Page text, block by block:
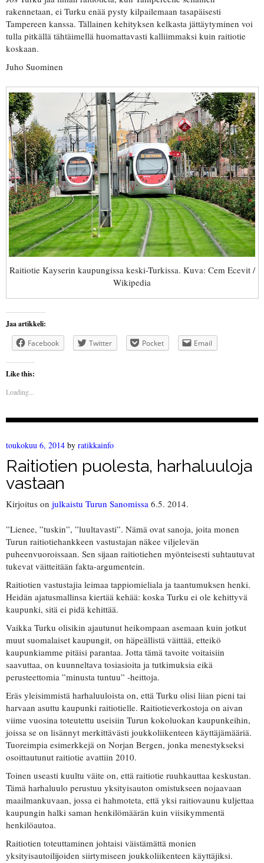
rakennetaan, ei Turku enää pysty kilpailemaan tasapäisesti
Tampereen kanssa. Tällainen kehityksen kelkasta jättäytyminen voi
tulla pitkällä tähtäimellä huomattavasti kalliimmaksi kuin raitiotie
koskaan.
Juho Suominen
Raitiotie Kayserin kaupungissa keski-Turkissa. Kuva: Cem Ecevit /
Wikipedia
Jaa artikkeli:
Facebook
Twitter Pocket Email
Like this:
Loading...
toukokuu 6, 2014 by ratikkainfo
Raitiotien puolesta, harhaluuloja
vastaan
Kirjoitus on julkaistu Turun Sanomissa 6.5. 2014.
”Lienee, ”tuskin”, ”luultavasti”. Nämä ovat sanoja, joita monen
Turun raitiotiehankkeen vastustajan näkee viljelevän
puheenvuoroissaan. Sen sijaan raitiotiehen myönteisesti suhtautuvat
tukevat väitteitään fakta-argumentein.
Raitiotien vastustajia leimaa tappiomieliala ja taantumuksen henki.
Heidän ajatusmallinsa kiertää kehää: koska Turku ei ole kehittyvä
kaupunki, sitä ei pidä kehittää.
Vaikka Turku olisikin ajautunut heikompaan asemaan kuin jotkut
muut suomalaiset kaupungit, on häpeällistä väittää, etteikö
kaupunkiamme pitäisi parantaa. Jotta tämä tavoite voitaisiin
saavuttaa, on kuunneltava tosiasioita ja tutkimuksia eikä
perusteettomia ”minusta tuntuu” -heittoja.
Eräs yleisimmistä harhaluuloista on, että Turku olisi liian pieni tai
harvaan asuttu kaupunki raitiotielle. Raitiotieverkostoja on aivan
viime vuosina toteutettu useisiin Turun kokoluokan kaupunkeihin,
joissa se on lisännyt merkittävästi joukkoliikenteen käyttäjämääriä.
Tuoreimpia esimerkkejä on Norjan Bergen, jonka menestykseksi
osoittautunut raitiotie avattiin 2010.
Toinen useasti kuultu väite on, että raitiotie ruuhkauttaa keskustan.
Tämä harhaluulo perustuu yksityisauton omistukseen nojaavaan
maailmankuvaan, jossa ei hahmoteta, että yksi raitiovaunu kuljettaa
kaupungin halki saman henkilömäärän kuin viisikymmentä
henkilöautoa.
Raitiotien toteuttaminen johtaisi väistämättä monien
yksityisautoilijoiden siirtymiseen joukkoliikenteen käyttäjiksi.